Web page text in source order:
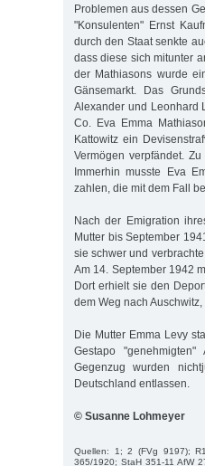
Problemen aus dessen
"Konsulenten" Ernst
durch den Staat senkte
dass diese sich mitunter
der Mathiasons wurde
Gänsemarkt. Das
Alexander und Leonhard
Co. Eva Emma
Kattowitz ein
Vermögen verpfändet.
Immerhin musste Eva
zahlen, die mit dem Fall
Nach der Emigration
Mutter bis September
sie schwer und
Am 14. September 1942
Dort erhielt sie den
dem Weg nach
Die Mutter Emma Levy
Gestapo
Gegenzug wurden
Deutschland entlassen.
© Susanne Lohmeyer
Quellen: 1; 2 (FVg 9197);
365/1920; StaH 351-11 AfW